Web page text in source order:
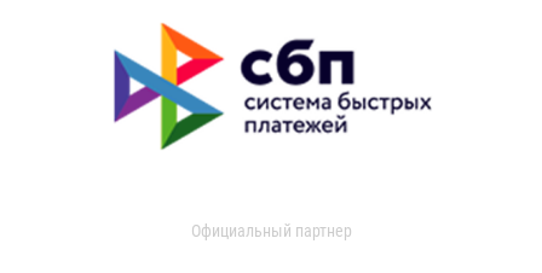
Официальный партнер